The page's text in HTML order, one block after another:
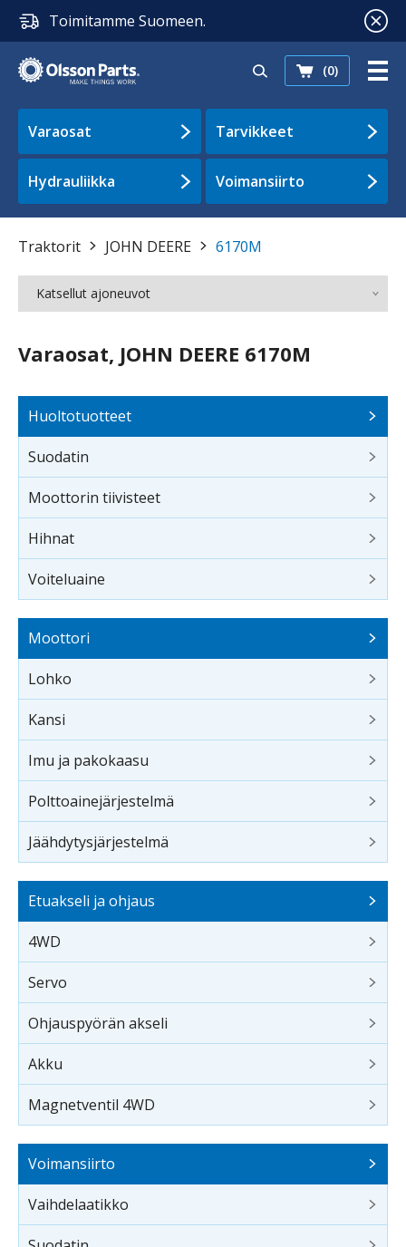
Toimitamme Suomeen.
(0)
Varaosat Tarvikkeet
Hydrauliikka Voimansiirto
Traktorit JOHN DEERE 6170M
Katsellut ajoneuvot
Varaosat, JOHN DEERE 6170M
Huoltotuotteet
Suodatin
Moottorin tiivisteet
Hihnat
Voiteluaine
Moottori
Lohko
Kansi
Imu ja pakokaasu
Polttoainejärjestelmä
Jäähdytysjärjestelmä
Etuakseli ja ohjaus
4WD
Servo
Ohjauspyörän akseli
Akku
Magnetventil 4WD
Voimansiirto
Vaihdelaatikko